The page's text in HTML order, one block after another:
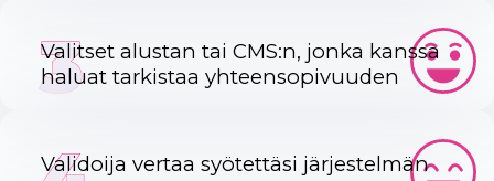
Valitset alustan tai CMS:n, jonka kanssa
haluat tarkistaa yhteensopivuuden
3
Validoija vertaa syötettäsi järjestelmän